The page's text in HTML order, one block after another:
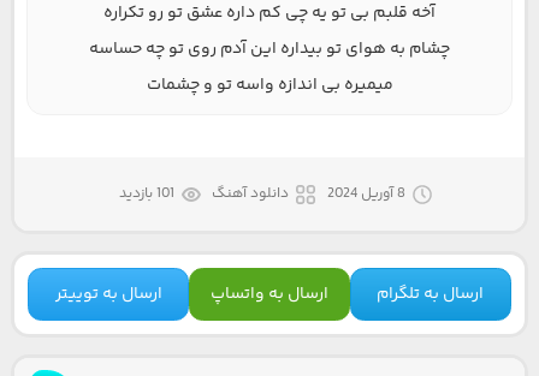
آخه قلبم بی تو یه چی کم داره عشق تو رو تکراره
چشام به هوای تو بیداره این آدم روی تو چه حساسه
میمیره بی اندازه واسه تو و چشمات
8 آوریل 2024 دانلود آهنگ 101 بازدید
ارسال به تلگرام ارسال به واتساپ ارسال به توییتر